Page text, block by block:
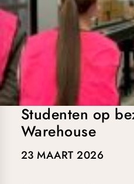
Studenten op
Warehouse
23 MAART 2026